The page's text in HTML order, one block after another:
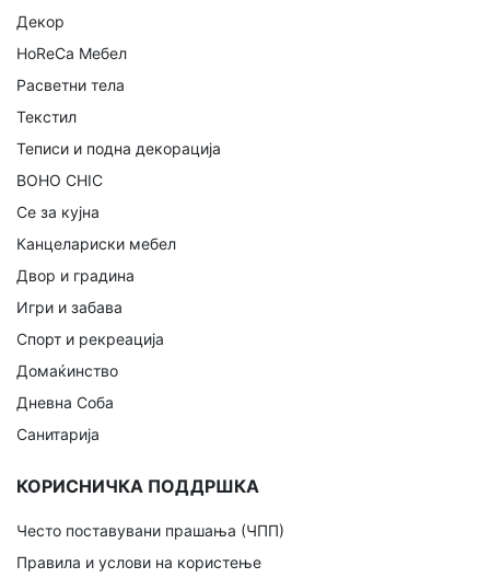
Декор
HoReCa Мебел
Расветни тела
Текстил
Теписи и подна декорација
BOHO CHIC
Се за кујна
Канцелариски мебел
Двор и градина
Игри и забава
Спорт и рекреација
Домаќинство
Дневна Соба
Санитарија
КОРИСНИЧКА ПОДДРШКА
Често поставувани прашања (ЧПП)
Правила и услови на користење